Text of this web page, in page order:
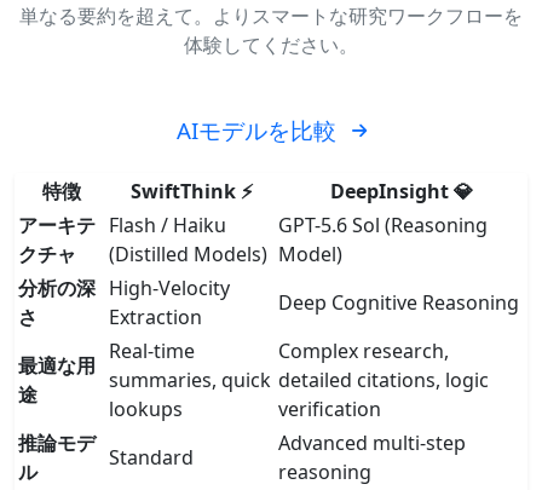
単なる要約を超えて。よりスマートな研究ワークフローを
体験してください。
AIモデルを比較
特徴 SwiftThink ⚡
DeepInsight 💎
アーキテ
クチャ
Flash / Haiku
(Distilled Models)
GPT-5.6 Sol (Reasoning
Model)
分析の深
さ
High-Velocity
Extraction
Deep Cognitive Reasoning
最適な用
途
Real-time
summaries, quick
lookups
Complex research,
detailed citations, logic
verification
推論モデ
ル
Standard
Advanced multi-step
reasoning